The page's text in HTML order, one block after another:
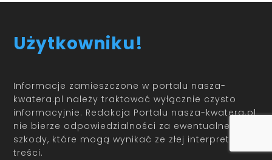
Użytkowniku!
Informacje zamieszczone w portalu nasza-
kwatera.pl należy traktować wyłącznie czysto
informacyjnie. Redakcja Portalu nasza-kwatera.pl
nie bierze odpowiedzialności za ewentualne
szkody, które mogą wynikać ze złej interpretacji
treści.